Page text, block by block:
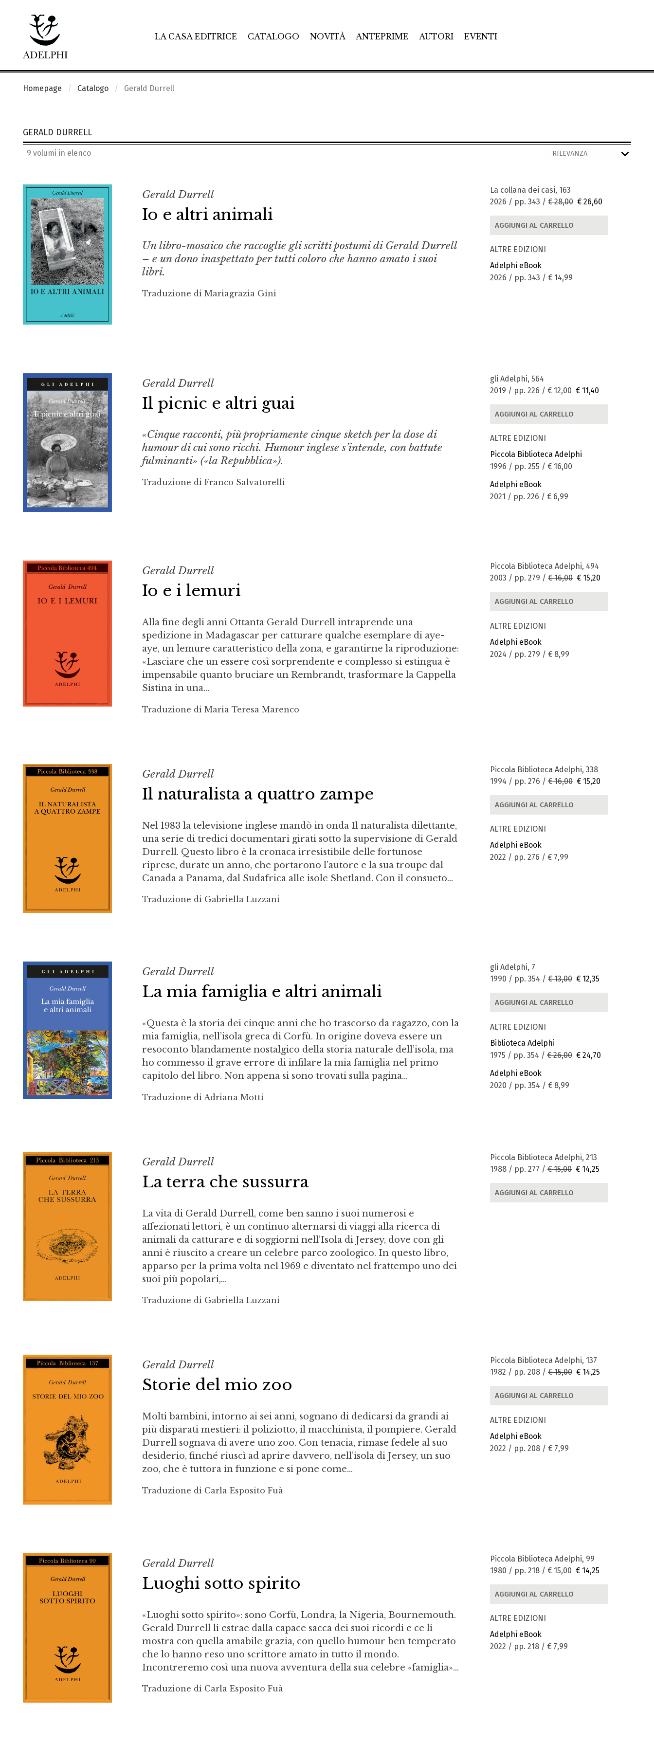
LA CASA EDITRICE CATALOGO NOVITÀ ANTEPRIME AUTORI EVENTI
Homepage Catalogo Gerald Durrell
GERALD DURRELL
9 volumi in elenco
Gerald Durrell
Io e altri animali
Un libro-mosaico che raccoglie gli scritti postumi di Gerald Durrell
– e un dono inaspettato per tutti coloro che hanno amato i suoi
libri.
Traduzione di Mariagrazia Gini
La collana dei casi, 163
2026 / pp. 343 / € 28,00 € 26,60
AGGIUNGI AL CARRELLO
ALTRE EDIZIONI
Adelphi eBook
2026 / pp. 343 / € 14,99
Gerald Durrell
Il picnic e altri guai
«Cinque racconti, più propriamente cinque sketch per la dose di
humour di cui sono ricchi. Humour inglese s’intende, con battute
fulminanti» («la Repubblica»).
Traduzione di Franco Salvatorelli
gli Adelphi, 564
2019 / pp. 226 / € 12,00 € 11,40
AGGIUNGI AL CARRELLO
ALTRE EDIZIONI
Piccola Biblioteca Adelphi
1996 / pp. 255 / € 16,00
Adelphi eBook
2021 / pp. 226 / € 6,99
Gerald Durrell
Io e i lemuri
Alla fine degli anni Ottanta Gerald Durrell intraprende una
spedizione in Madagascar per catturare qualche esemplare di aye-
aye, un lemure caratteristico della zona, e garantirne la riproduzione:
«Lasciare che un essere così sorprendente e complesso si estingua è
impensabile quanto bruciare un Rembrandt, trasformare la Cappella
Sistina in una...
Traduzione di Maria Teresa Marenco
Piccola Biblioteca Adelphi, 494
2003 / pp. 279 / € 16,00 € 15,20
AGGIUNGI AL CARRELLO
ALTRE EDIZIONI
Adelphi eBook
2024 / pp. 279 / € 8,99
Gerald Durrell
Il naturalista a quattro zampe
Nel 1983 la televisione inglese mandò in onda Il naturalista dilettante,
una serie di tredici documentari girati sotto la supervisione di Gerald
Durrell. Questo libro è la cronaca irresistibile delle fortunose
riprese, durate un anno, che portarono l’autore e la sua troupe dal
Canada a Panama, dal Sudafrica alle isole Shetland. Con il consueto...
Traduzione di Gabriella Luzzani
Piccola Biblioteca Adelphi, 338
1994 / pp. 276 / € 16,00 € 15,20
AGGIUNGI AL CARRELLO
ALTRE EDIZIONI
Adelphi eBook
2022 / pp. 276 / € 7,99
Gerald Durrell
La mia famiglia e altri animali
«Questa è la storia dei cinque anni che ho trascorso da ragazzo, con la
mia famiglia, nell’isola greca di Corfù. In origine doveva essere un
resoconto blandamente nostalgico della storia naturale dell’isola, ma
ho commesso il grave errore di infilare la mia famiglia nel primo
capitolo del libro. Non appena si sono trovati sulla pagina...
Traduzione di Adriana Motti
gli Adelphi, 7
1990 / pp. 354 / € 13,00 € 12,35
AGGIUNGI AL CARRELLO
ALTRE EDIZIONI
Biblioteca Adelphi
1975 / pp. 354 / € 26,00 € 24,70
Adelphi eBook
2020 / pp. 354 / € 8,99
Gerald Durrell
La terra che sussurra
La vita di Gerald Durrell, come ben sanno i suoi numerosi e
affezionati lettori, è un continuo alternarsi di viaggi alla ricerca di
animali da catturare e di soggiorni nell’Isola di Jersey, dove con gli
anni è riuscito a creare un celebre parco zoologico. In questo libro,
apparso per la prima volta nel 1969 e diventato nel frattempo uno dei
suoi più popolari,...
Traduzione di Gabriella Luzzani
Piccola Biblioteca Adelphi, 213
1988 / pp. 277 / € 15,00 € 14,25
AGGIUNGI AL CARRELLO
Gerald Durrell
Storie del mio zoo
Molti bambini, intorno ai sei anni, sognano di dedicarsi da grandi ai
più disparati mestieri: il poliziotto, il macchinista, il pompiere. Gerald
Durrell sognava di avere uno zoo. Con tenacia, rimase fedele al suo
desiderio, finché riuscì ad aprire davvero, nell’isola di Jersey, un suo
zoo, che è tuttora in funzione e si pone come...
Traduzione di Carla Esposito Fuà
Piccola Biblioteca Adelphi, 137
1982 / pp. 208 / € 15,00 € 14,25
AGGIUNGI AL CARRELLO
ALTRE EDIZIONI
Adelphi eBook
2022 / pp. 208 / € 7,99
Gerald Durrell
Luoghi sotto spirito
«Luoghi sotto spirito»: sono Corfù, Londra, la Nigeria, Bournemouth.
Gerald Durrell li estrae dalla capace sacca dei suoi ricordi e ce li
mostra con quella amabile grazia, con quello humour ben temperato
che lo hanno reso uno scrittore amato in tutto il mondo.
Incontreremo così una nuova avventura della sua celebre «famiglia»...
Traduzione di Carla Esposito Fuà
Piccola Biblioteca Adelphi, 99
1980 / pp. 218 / € 15,00 € 14,25
AGGIUNGI AL CARRELLO
ALTRE EDIZIONI
Adelphi eBook
2022 / pp. 218 / € 7,99